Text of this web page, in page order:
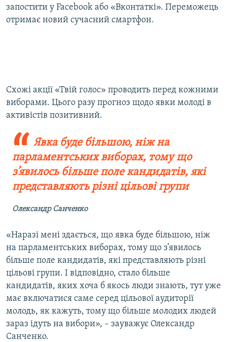
запостити у Facebook або «Вконтаткі». Переможець
отримає новий сучасний смартфон.
Схожі акції «Твій голос» проводить перед кожними
виборами. Цього разу прогноз щодо явки молоді в
активістів позитивний.
Явка буде більшою, ніж на
парламентських виборах, тому що
з’явилось більше поле кандидатів, які
представляють різні цільові групи
Олександр Санченко
«Наразі мені здається, що явка буде більшою, ніж
на парламентських виборах, тому що з’явилось
більше поле кандидатів, які представляють різні
цільові групи. І відповідно, стало більше
кандидатів, яких хоча б якось люди знають, тут уже
має включатися саме серед цільової аудиторії
молодь, як кажуть, тому що більше молодих людей
зараз ідуть на вибори», – зауважує Олександр
Санченко.